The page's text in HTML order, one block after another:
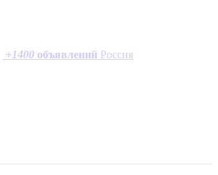
+1400 объявлений Россия